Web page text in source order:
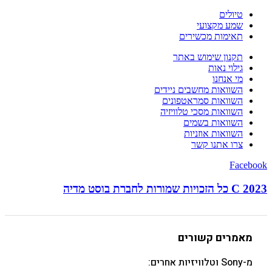
טיולים
שמע מקצועי
תאימות מכשירים
תקנון שימוש באתר
גילוי נאות
מי אנחנו
השוואות מחשבים ניידים
השוואות סמראטפונים
השוואות מסכי טלוויזיה
השוואות בשמים
השוואות אוזניות
צרו אתנו קשר
Facebook
C 2023 כל הזכויות שמורות לחברת בוסט מדיה
מאמרים קשורים
מ-Sony וטלוויזיות אחרים: